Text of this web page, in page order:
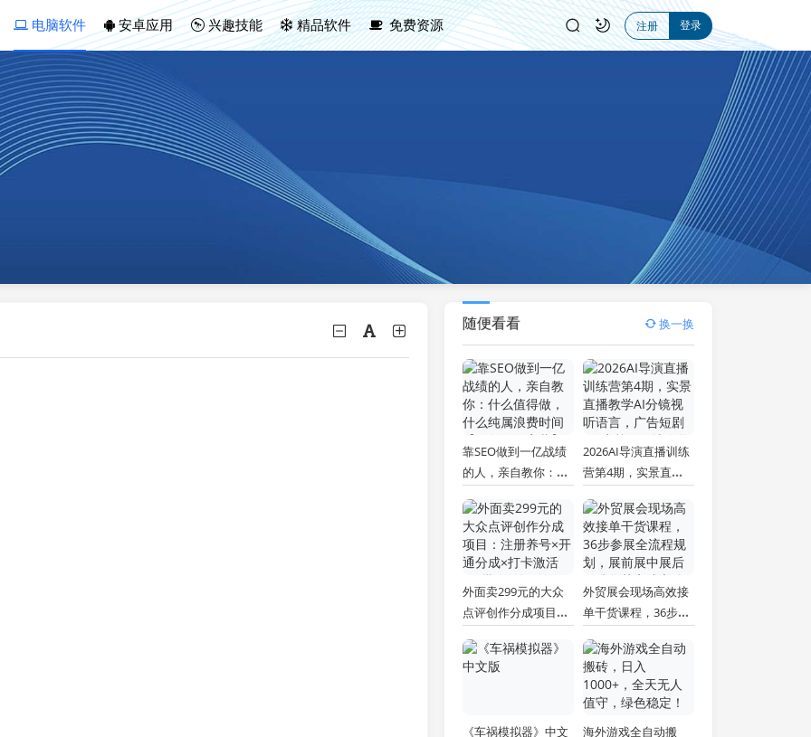
电脑软件 安卓应用 兴趣技能 精品软件 免费资源 注册 登录
随便看看 换一换
靠SEO做到一亿战绩
的人，亲自教你：什
浪费时间【原创双语
字幕】
2026AI导演直播训练
营第4期，实景直播
言，广告短剧MV实
战，解决人物画面崩
坏痛点
外面卖299元的大众
点评创作分成项目：
打卡激活×AI批量笔
记×次日见收益，月
外贸展会现场高效接
单干货课程，36步参
展中展后标准化获客
成交体系
《车祸模拟器》中文
海外游戏全自动搬